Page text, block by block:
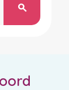
search